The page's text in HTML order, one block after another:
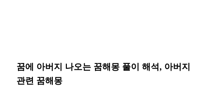
꿈에 아버지 나오는 꿈해몽 풀이 해석, 아버지
관련 꿈해몽